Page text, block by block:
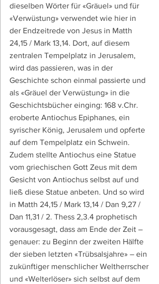
dieselben Wörter für «Gräuel» und für
«Verwüstung» verwendet wie hier in
der Endzeitrede von Jesus in Matth
24,15 / Mark 13,14. Dort, auf diesem
zentralen Tempelplatz in Jerusalem,
wird das passieren, was in der
Geschichte schon einmal passierte und
als «Gräuel der Verwüstung» in die
Geschichtsbücher einging: 168 v.Chr.
eroberte Antiochus Epiphanes, ein
syrischer König, Jerusalem und opferte
auf dem Tempelplatz ein Schwein.
Zudem stellte Antiochus eine Statue
vom griechischen Gott Zeus mit dem
Gesicht von Antiochus selbst auf und
ließ diese Statue anbeten. Und so wird
in Matth 24,15 / Mark 13,14 / Dan 9,27 /
Dan 11,31 / 2. Thess 2,3.4 prophetisch
vorausgesagt, dass am Ende der Zeit –
genauer: zu Beginn der zweiten Hälfte
der sieben letzten «Trübsalsjahre» – ein
zukünftiger menschlicher Weltherrscher
und «Welterlöser» sich selbst auf dem